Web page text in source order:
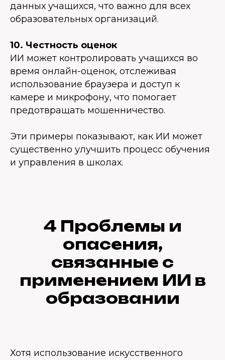
данных учащихся, что важно для всех
образовательных организаций.
10. Честность оценок
ИИ может контролировать учащихся во
время онлайн-оценок, отслеживая
использование браузера и доступ к
камере и микрофону, что помогает
предотвращать мошенничество.
Эти примеры показывают, как ИИ может
существенно улучшить процесс обучения
и управления в школах.
4 Проблемы и
опасения,
связанные с
применением ИИ в
образовании
Хотя использование искусственного